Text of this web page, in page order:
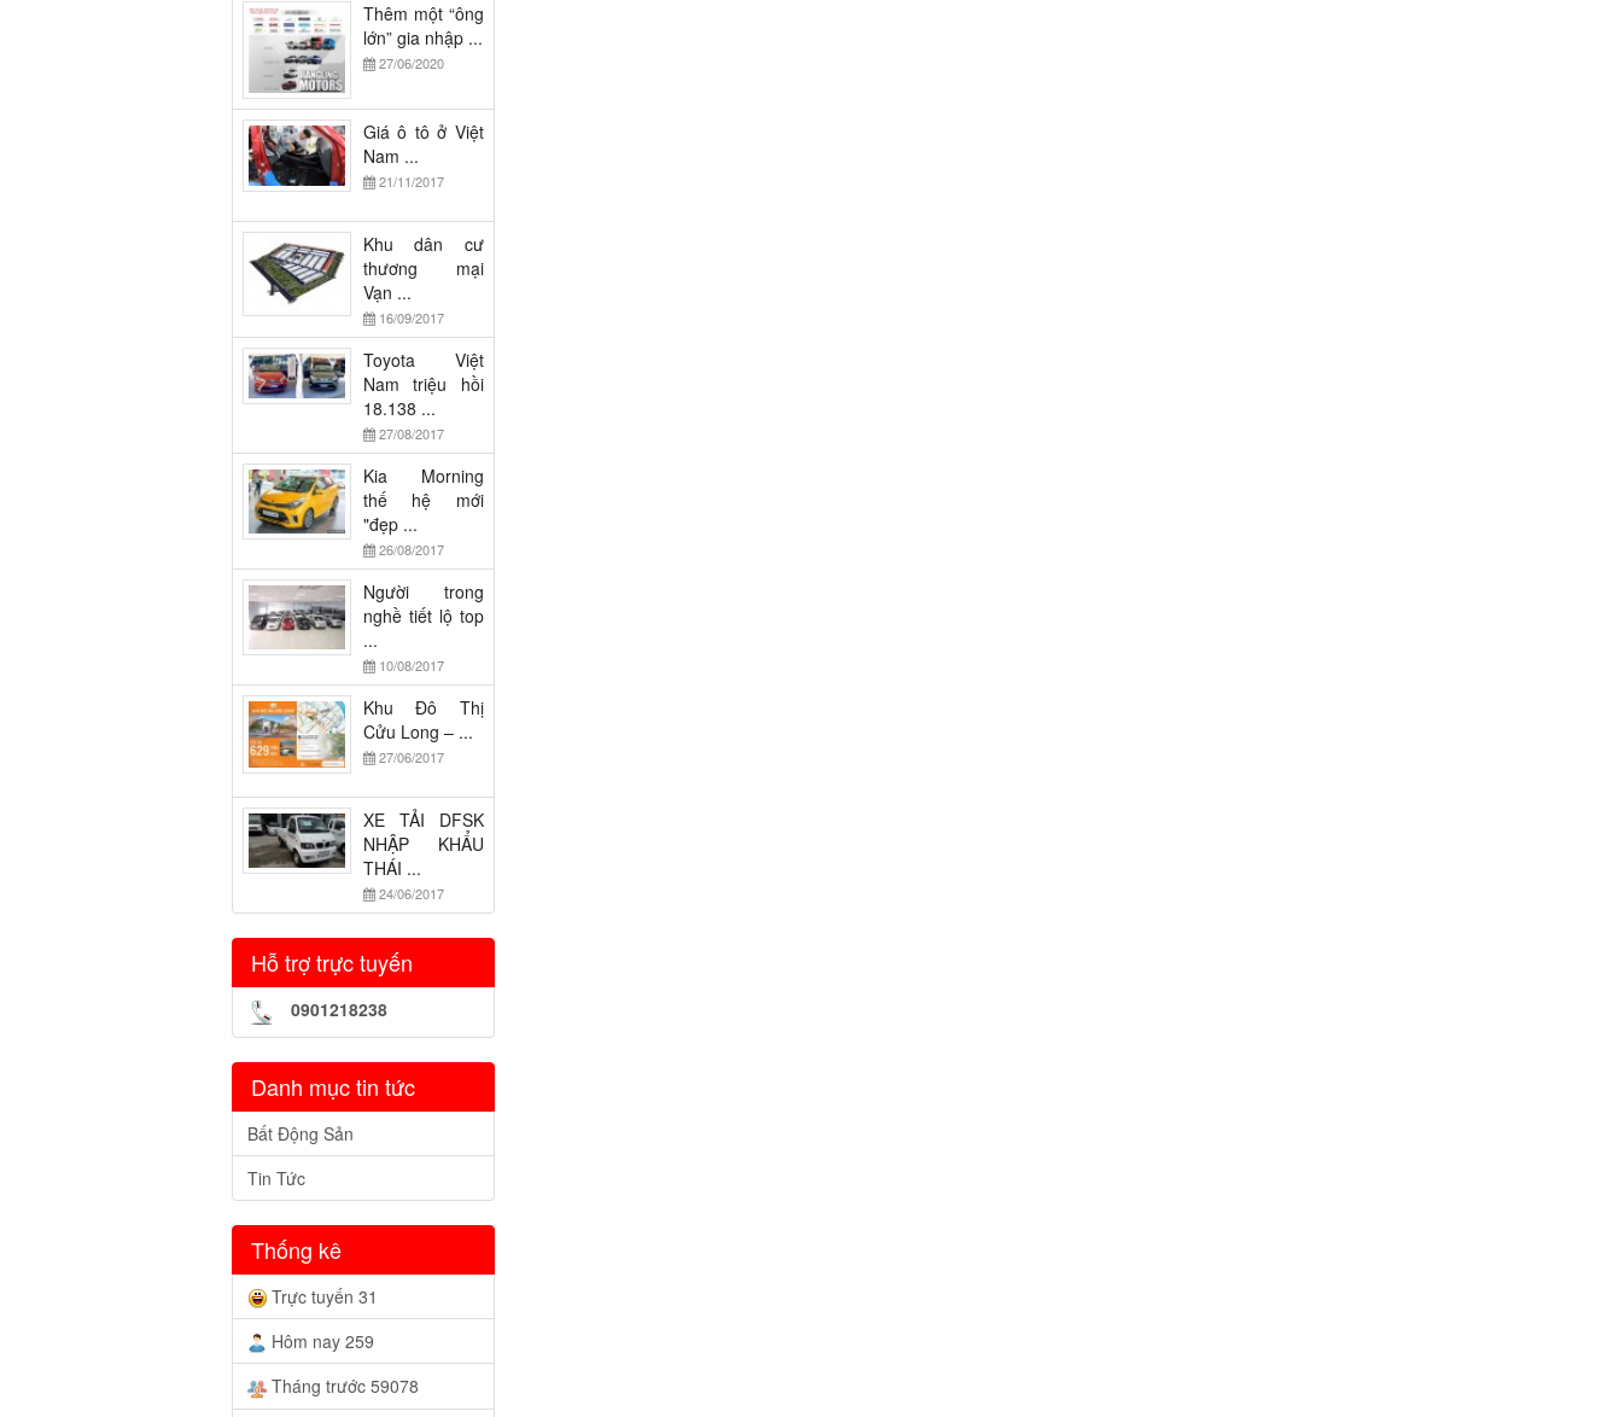
Thêm một “ông
lớn” gia nhập ...
27/06/2020
Giá ô tô ở Việt
Nam ...
21/11/2017
Khu dân cư
thương mại
Vạn ...
16/09/2017
Toyota Việt
Nam triệu hồi
18.138 ...
27/08/2017
Kia Morning
thế hệ mới
"đẹp ...
26/08/2017
Người trong
nghề tiết lộ top
...
10/08/2017
Khu Đô Thị
Cửu Long – ...
27/06/2017
XE TẢI DFSK
NHẬP KHẨU
THÁI ...
24/06/2017
Hỗ trợ trực tuyến
0901218238
Danh mục tin tức
Bất Động Sản
Tin Tức
Thống kê
Trực tuyến 31
Hôm nay 259
Tháng trước 59078